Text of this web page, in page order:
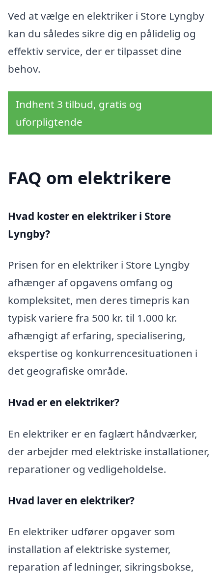
Ved at vælge en elektriker i Store Lyngby
kan du således sikre dig en pålidelig og
effektiv service, der er tilpasset dine
behov.
Indhent 3 tilbud, gratis og
uforpligtende
FAQ om elektrikere
Hvad koster en elektriker i Store
Lyngby?
Prisen for en elektriker i Store Lyngby
afhænger af opgavens omfang og
kompleksitet, men deres timepris kan
typisk variere fra 500 kr. til 1.000 kr.
afhængigt af erfaring, specialisering,
ekspertise og konkurrencesituationen i
det geografiske område.
Hvad er en elektriker?
En elektriker er en faglært håndværker,
der arbejder med elektriske installationer,
reparationer og vedligeholdelse.
Hvad laver en elektriker?
En elektriker udfører opgaver som
installation af elektriske systemer,
reparation af ledninger, sikringsbokse,